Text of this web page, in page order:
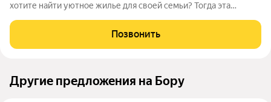
хотите найти уютное жилье для своей семьи? Тогда эта
просторная 2-комнатная квартира в кирпичном доме
площадью 48.80 кв.м. на 6 этаже 6-этажного
Позвонить
Другие предложения на Бору